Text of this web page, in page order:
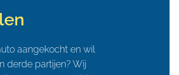
aangekocht en wil
derde partijen? Wij